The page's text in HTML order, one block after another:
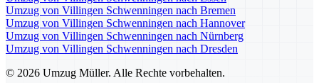
Umzug von Villingen Schwenningen nach Bremen
Umzug von Villingen Schwenningen nach Hannover
Umzug von Villingen Schwenningen nach Nürnberg
Umzug von Villingen Schwenningen nach Dresden
© 2026 Umzug Müller. Alle Rechte vorbehalten.